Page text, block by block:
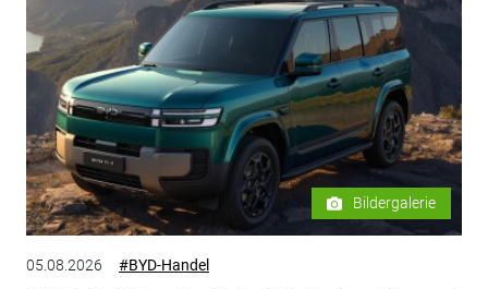
Bildergalerie
05.08.2026 #BYD-Handel